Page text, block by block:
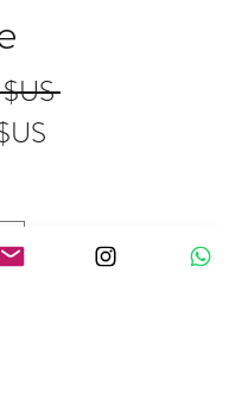
Prix original